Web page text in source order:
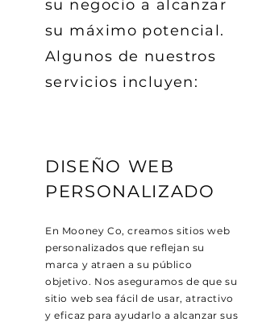
su negocio a alcanzar
su máximo potencial.
Algunos de nuestros
servicios incluyen:
DISEÑO WEB
PERSONALIZADO
En Mooney Co, creamos sitios web
personalizados que reflejan su
marca y atraen a su público
objetivo. Nos aseguramos de que su
sitio web sea fácil de usar, atractivo
y eficaz para ayudarlo a alcanzar sus